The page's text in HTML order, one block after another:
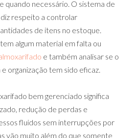
quando necessário. O sistema de
respeito a controlar
de itens no estoque.
algum material em falta ou
e também analisar se o
organização tem sido eficaz.
bem gerenciado significa
redução de perdas e
fluidos sem interrupções por
vão muito além do que somente